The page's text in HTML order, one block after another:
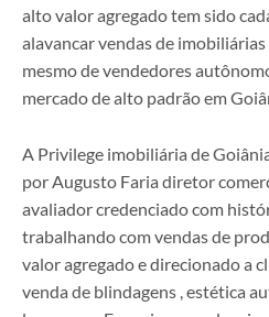
alto valor agregado tem sido
alavancar vendas de
mesmo de vendedores
mercado de alto padrão em
A Privilege imobiliária de
por Augusto Faria diretor
avaliador credenciado com
trabalhando com vendas de
valor agregado e direcionado a
venda de blindagens , estética